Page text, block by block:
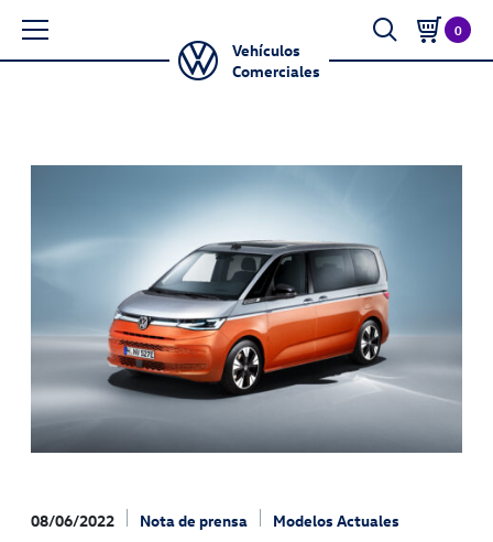
0
Vehículos
Comerciales
08/06/2022 Nota de prensa Modelos Actuales